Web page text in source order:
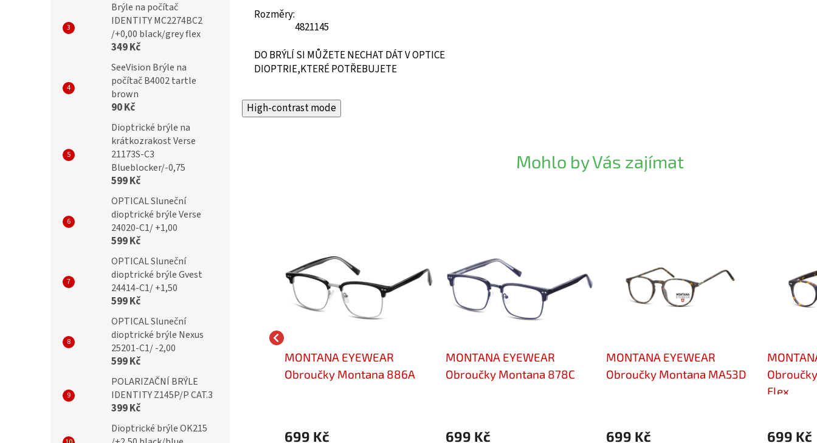
Brýle na počítač
IDENTITY MC2274BC2
/+0,00 black/grey flex
349 Kč
SeeVision Brýle na
počítač B4002 tartle
brown
90 Kč
Dioptrické brýle na
krátkozrakost Verse
21173S-C3
Blueblocker/-0,75
599 Kč
OPTICAL Sluneční
dioptrické brýle Verse
24020-C1/ +1,00
599 Kč
OPTICAL Sluneční
dioptrické brýle Gvest
24414-C1/ +1,50
599 Kč
OPTICAL Sluneční
dioptrické brýle Nexus
25201-C1/ -2,00
599 Kč
POLARIZAČNÍ BRÝLE
IDENTITY Z145P/P CAT.3
399 Kč
Dioptrické brýle OK215
Rozměry:
4821145
DO BRÝLÍ SI MŮŽETE NECHAT DÁT V OPTICE
DIOPTRIE,KTERÉ POTŘEBUJETE
High-contrast mode
Mohlo by Vás zajímat
MONTANA EYEWEAR
Obroučky Montana MA65B
699 Kč
MONTANA EYEWEAR
Obroučky Montana 886A
699 Kč
MONTANA EYEWEAR
Obroučky Montana 878C
699 Kč
MONTANA EYEWEAR
Obroučky Montana MA53D
699 Kč
Flex
699 Kč